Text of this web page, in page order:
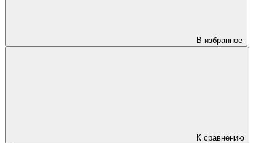
В избранное
К сравнению